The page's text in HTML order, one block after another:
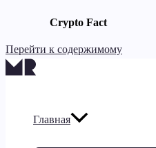
Crypto Fact
Перейти к содержимому
Главная